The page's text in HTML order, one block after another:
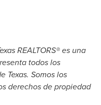
REALTORS®es una
todos los
Texas. Somos los
derechos de propiedad